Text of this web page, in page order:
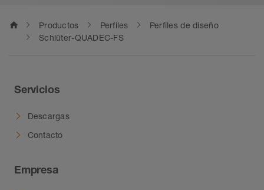
home Productos Perfiles
Perfiles de diseño
Schlüter-QUADEC-FS
Servicios
Descargas
Contacto
Empresa